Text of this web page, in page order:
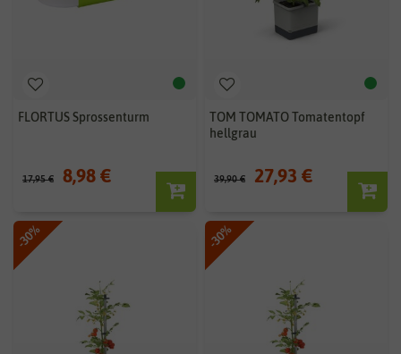
FLORTUS Sprossenturm
17,95 € 8,98 €
TOM TOMATO Tomatentopf
hellgrau
39,90 € 27,93 €
-30% -30%